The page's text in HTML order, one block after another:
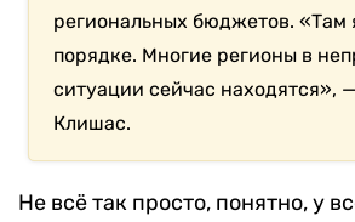
региональных бюджетов. «Там
порядке. Многие регионы в
ситуации сейчас находятся»,
Клишас.
Не всё так просто, понятно, у